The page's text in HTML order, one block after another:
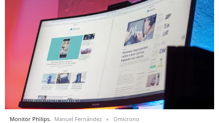
Monitor Philips. Manuel Fernández Omicrono